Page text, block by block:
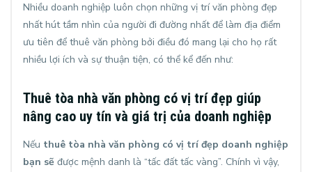
Nhiều doanh nghiệp luôn chọn những vị trí văn phòng đẹp
nhất hút tầm nhìn của người đi đường nhất để làm địa điểm
ưu tiên để thuê văn phòng bởi điều đó mang lại cho họ rất
nhiều lợi ích và sự thuận tiện, có thể kể đến như:
Thuê tòa nhà văn phòng có vị trí đẹp giúp
nâng cao uy tín và giá trị của doanh nghiệp
Nếu thuê tòa nhà văn phòng có vị trí đẹp doanh nghiệp
bạn sẽ được mệnh danh là “tấc đất tấc vàng”. Chính vì vậy,